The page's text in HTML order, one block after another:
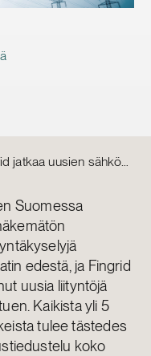
Fingrid jatkaa uusien sähkövarastojen liityntärajoitusta Etelä-Suomessa vuoteen 2029 saakka
Suomessa
edestä, ja Fingrid
uusia liityntöjä
Kaikista yli 5
tulee tästedes
koko